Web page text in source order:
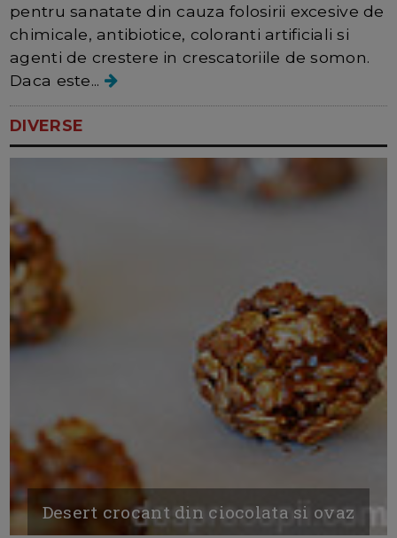
pentru sanatate din cauza folosirii excesive de
chimicale, antibiotice, coloranti artificiali si
agenti de crestere in crescatoriile de somon.
Daca este...
DIVERSE
Desert crocant din ciocolata si ovaz